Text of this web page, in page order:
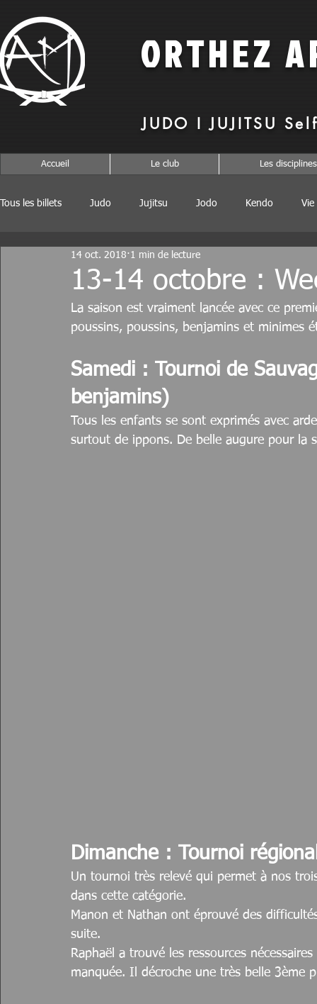
ORTHEZ
JUDO I JUJITSU
Accueil Le club Les disciplines
Tous les billets Judo Jujitsu Jodo Kendo Vie
13-14 octobre :
14 oct. 2018 1 min de lecture
La saison est vraiment lancée avec ce
poussins, poussins, benjamins et minimes
Samedi : Tournoi de
benjamins)
Tous les enfants se sont exprimés avec
surtout de ippons. De belle augure pour la
Dimanche : Tournoi
Un tournoi très relevé qui permet à nos
dans cette catégorie.
Manon et Nathan ont éprouvé des
suite.
Raphaël a trouvé les ressources
manquée. Il décroche une très belle 3ème